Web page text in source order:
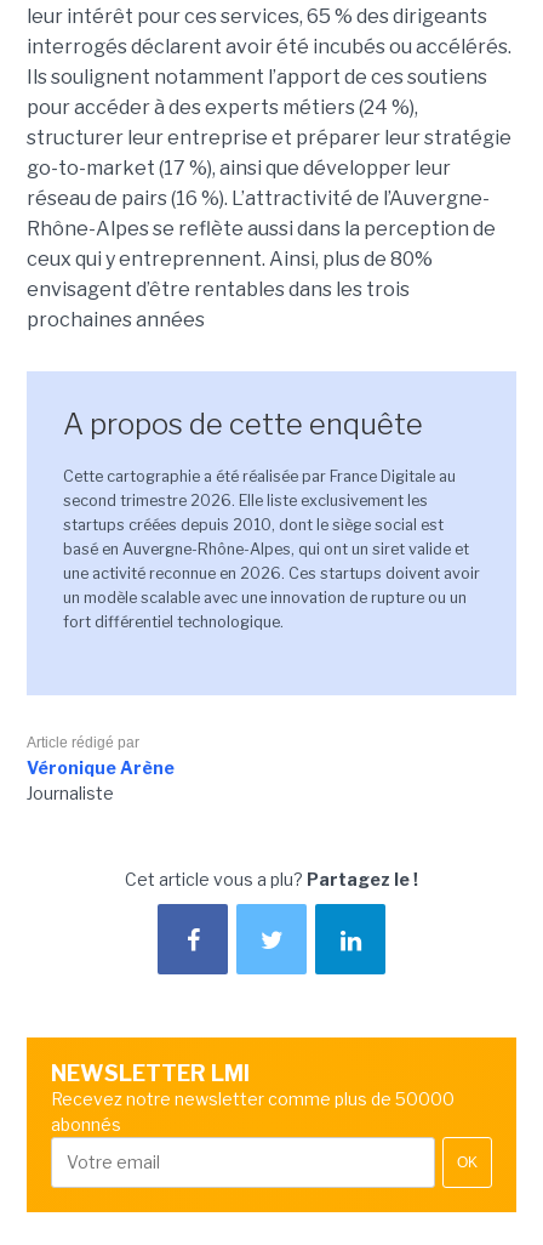
leur intérêt pour ces services, 65 % des dirigeants
interrogés déclarent avoir été incubés ou accélérés.
Ils soulignent notamment l’apport de ces soutiens
pour accéder à des experts métiers (24 %),
structurer leur entreprise et préparer leur stratégie
go-to-market (17 %), ainsi que développer leur
réseau de pairs (16 %). L’attractivité de l’Auvergne-
Rhône-Alpes se reflète aussi dans la perception de
ceux qui y entreprennent. Ainsi, plus de 80%
envisagent d’être rentables dans les trois
prochaines années
A propos de cette enquête
Cette cartographie a été réalisée par France Digitale au
second trimestre 2026. Elle liste exclusivement les
startups créées depuis 2010, dont le siège social est
basé en Auvergne-Rhône-Alpes, qui ont un siret valide et
une activité reconnue en 2026. Ces startups doivent avoir
un modèle scalable avec une innovation de rupture ou un
fort différentiel technologique.
Article rédigé par
Véronique Arène
Journaliste
Cet article vous a plu? Partagez le !
NEWSLETTER LMI
Recevez notre newsletter comme plus de 50000
abonnés
OK